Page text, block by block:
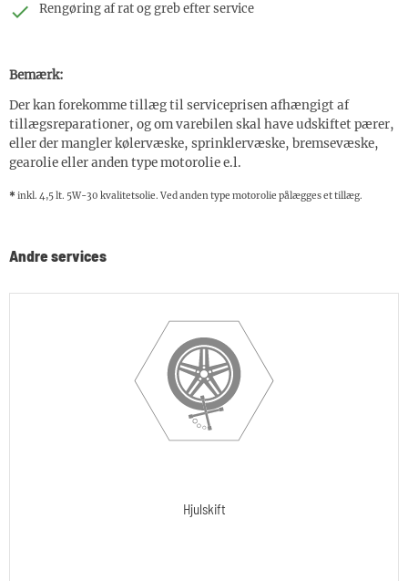
Rengøring af rat og greb efter service
Bemærk:
Der kan forekomme tillæg til serviceprisen afhængigt af
tillægsreparationer, og om varebilen skal have udskiftet pærer,
eller der mangler kølervæske, sprinklervæske, bremsevæske,
gearolie eller anden type motorolie e.l.
* inkl. 4,5 lt. 5W-30 kvalitetsolie. Ved anden type motorolie pålægges et tillæg.
Andre services
Hjulskift